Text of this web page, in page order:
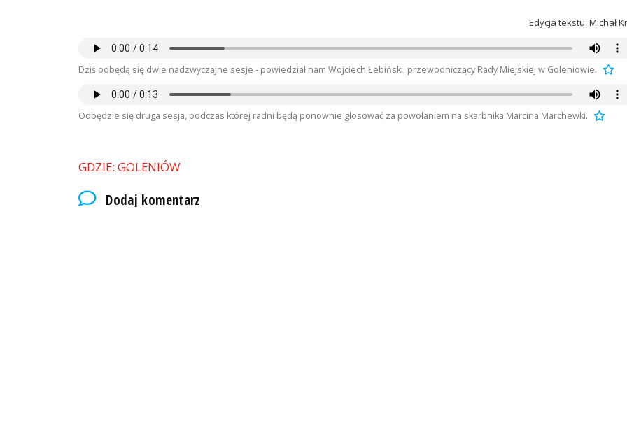
Edycja tekstu: Michał
Dziś odbędą się dwie nadzwyczajne sesje - powiedział nam Wojciech Łebiński, przewodniczący Rady Miejskiej w Goleniowie.
Odbędzie się druga sesja, podczas której radni będą ponownie głosować za powołaniem na skarbnika Marcina Marchewki.
GDZIE: GOLENIÓW
Dodaj komentarz